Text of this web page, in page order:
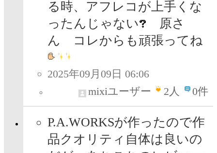
る時、アフレコが上手くな
ったんじゃない
原さ
ん コレからも頑張ってね
2025年09月09日 06:06
mixiユーザー
2人 0件
P.A.WORKSが作ったので作
品クオリティ自体は良いの